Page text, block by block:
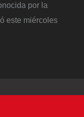
por la
este miércoles